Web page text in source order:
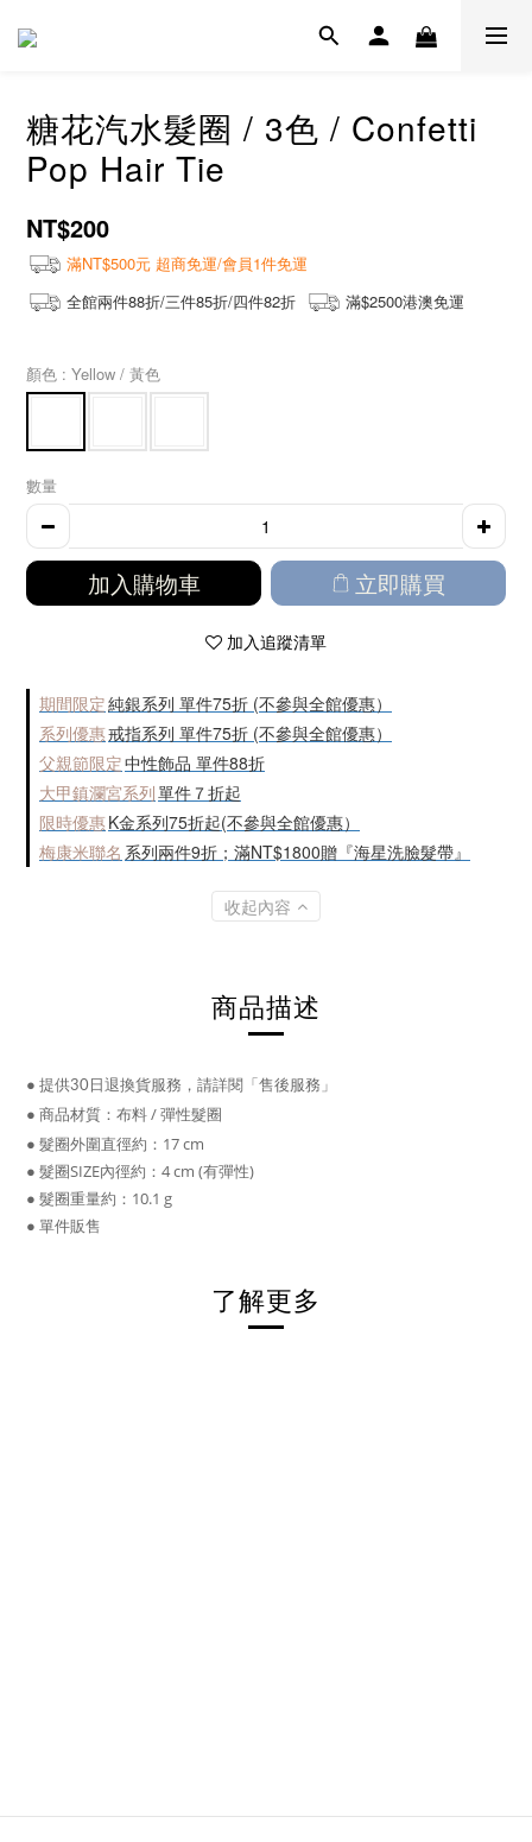
糖花汽水髮圈 / 3色 / Confetti
Pop Hair Tie
NT$200
滿NT$500元 超商免運/會員1件免運
全館兩件88折/三件85折/四件82折
滿$2500港澳免運
顏色 : Yellow / 黃色
數量
加入購物車 立即購買
加入追蹤清單
期間限定純銀系列 單件75折 (不參與全館優惠）
系列優惠戒指系列 單件75折 (不參與全館優惠）
父親節限定中性飾品 單件88折
大甲鎮瀾宮系列單件７折起
限時優惠K金系列75折起(不參與全館優惠）
梅康米聯名 系列兩件9折；滿NT$1800贈『海星洗臉髮帶』
收起內容
商品描述
● 提供30日退換貨服務，請詳閱「售後服務」
● 商品材質： 布料 / 彈性髮圈
● 髮圈外圍直徑約：17cm
● 髮圈SIZE內徑約：4cm (有彈性)
● 髮圈重量約：10.1 g
● 單件販售
了解更多